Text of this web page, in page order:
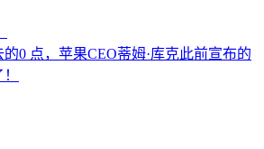
0 点，苹果CEO蒂姆·库克此前宣布的